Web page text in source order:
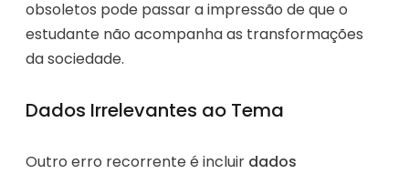
obsoletos pode passar a impressão de que o
estudante não acompanha as transformações
da sociedade.
Dados Irrelevantes ao Tema
Outro erro recorrente é incluir dados